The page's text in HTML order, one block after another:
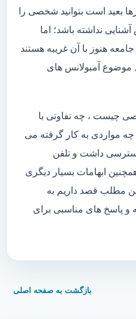
بعید است بتوانید شخصی را
آشنایی نداشته باشد؛ اما
هنوز با آن غریبه هستند
موضوع آمبولانس های
چیست ، چه تفاوتی با
چه مواردی به کار گرفته می
داشت و تلفن
ابهامات بسیار دیگری
مطلب قصد داریم به
و پاسخ های مناسبی برای
بازگشت به صفحه اصلی